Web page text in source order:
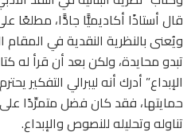
قال أستاذًا أكاديميًّا جادًّا، مطلعًا
ويُعنى بالنظرية النقدية في
تبدو محايدة، ولكن بعد أن قرأ له
الإبداع” أدرك أنه ليبرالي التفكير
حمايتها، فقد كان فضل متمرِّدًا على
تناوله وتحليله للنصوص والإبداع.